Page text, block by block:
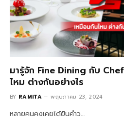
มารู้จัก Fine Dining กับ
ไหม ต่างกันอย่างไร
BY RAMITA พฤษภาคม 23, 2024
หลายคนคงเคยได้ยินคำว…